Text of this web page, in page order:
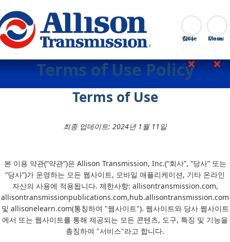
Go Home 찾다
Close
Terms of Use Policy
Terms of Use
최종 업데이트: 2024년 1월 11일
본 이용 약관(“약관”)은 Allison Transmission, Inc.(“회사”, “당사” 또는
“당사”)가 운영하는 모든 웹사이트, 모바일 애플리케이션, 기타 온라인
자산의 사용에 적용됩니다. 제한사항: allisontransmission.com,
allisontransmissionpublications.com,hub.allisontransmission.com
및 allisonelearn.com(통칭하여 "웹사이트"). 웹사이트와 당사 웹사이트
에서 또는 웹사이트를 통해 제공되는 모든 콘텐츠, 도구, 특징 및 기능을
총칭하여 "서비스"라고 합니다.